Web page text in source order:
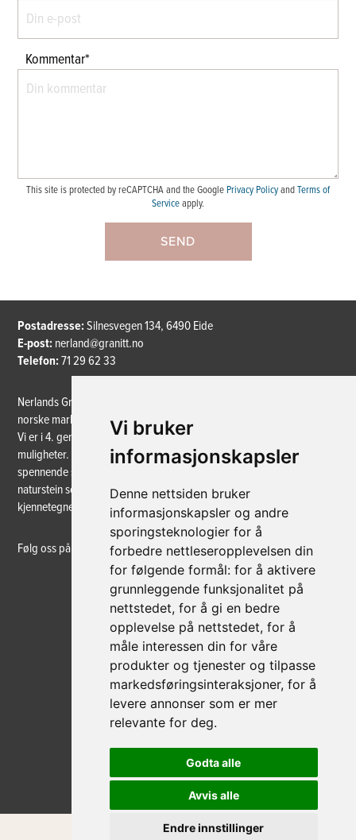
Vi bruker
informasjonskapsler
Denne nettsiden bruker
informasjonskapsler og andre
sporingsteknologier for å
forbedre nettleseropplevelsen din
for følgende formål: for å aktivere
grunnleggende funksjonalitet på
nettstedet, for å gi en bedre
opplevelse på nettstedet, for å
måle interessen din for våre
produkter og tjenester og tilpasse
markedsføringsinteraksjoner, for å
levere annonser som er mer
relevante for deg.
Godta alle
Avvis alle
Endre innstillinger
Otta Børstet
Offerdal Natur
Oppdal Mørk-Natur
Mørk Golan - Børstet
Mørk Golan - Slipt
Trollheim - Natur
Trollheim - Børstet
Trollheim - Slipt
Kommentar*
This site is protected by reCAPTCHA and the GooglePrivacy PolicyandTerms of
Serviceapply.
SEND
Postadresse:Silnesvegen 134, 6490 Eide
E-post: nerland@granitt.no
Telefon:71 29 62 33
Nerlands Granittindustri AS er en ledende aktør innen naturstein i det
norske markedet.
Vi er i 4. generasjon hvor vi rendyrker stein, og steinens unike
muligheter. Nye maskiner gir store muligheter for å produsere nye og
spennende spesialprodukter. Likevel er det fortsatt kunnskapen om
naturstein som råmateriale, og det solide håndverket som
kjennetegner våre produkter – slik det har gjort i over 80 år.
Følg oss på sosiale medier
© 2022 - Nerlands Granittindustri